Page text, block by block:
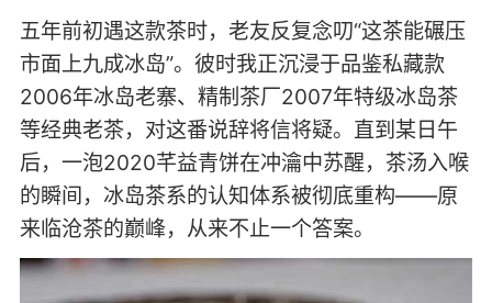
五年前初遇这款茶时，老友反复念叨“这茶能碾压
市面上九成冰岛”。彼时我正沉浸于品鉴私藏款
2006年冰岛老寨、精制茶厂2007年特级冰岛茶
等经典老茶，对这番说辞将信将疑。直到某日午
后，一泡2020芊益青饼在冲瀹中苏醒，茶汤入喉
的瞬间，冰岛茶系的认知体系被彻底重构——原
来临沧茶的巅峰，从来不止一个答案。